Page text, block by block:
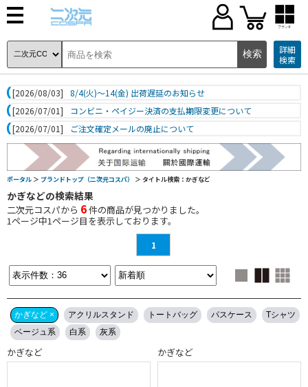
ブランド
詳細
検索
[2026/08/03]
8/4(火)～14(金) 出荷遅延のお知らせ
[2026/07/01]
コンビニ・ペイジー決済の支払期限変更について
[2026/07/01]
ご注文確定メールの廃止について
ポータル ＞ ブランドトップ（二次元コスパ） ＞ タイトル検索：かぎなど
かぎなどの検索結果
二次元コスパから 6件の商品が見つかりました。
1ページ中1ページ目を表示しております。
1
かぎなど × アクリルスタンド トートバッグ パスケース
Tシャツ
ベージュ系
白系 灰系
かぎなど かぎなど